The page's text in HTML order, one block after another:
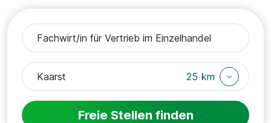
25 km
Freie Stellen finden